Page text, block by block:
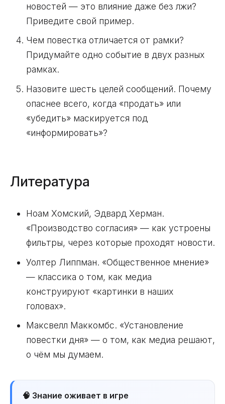
новостей — это влияние даже без лжи?
Приведите свой пример.
Чем повестка отличается от рамки?
Придумайте одно событие в двух разных
рамках.
Назовите шесть целей сообщений. Почему
опаснее всего, когда «продать» или
«убедить» маскируется под
«информировать»?
Литература
Ноам Хомский, Эдвард Херман.
«Производство согласия» — как устроены
фильтры, через которые проходят новости.
Уолтер Липпман. «Общественное мнение»
— классика о том, как медиа
конструируют «картинки в наших
головах».
Максвелл Маккомбс. «Установление
повестки дня» — о том, как медиа решают,
о чём мы думаем.
🧠 Знание оживает в игре